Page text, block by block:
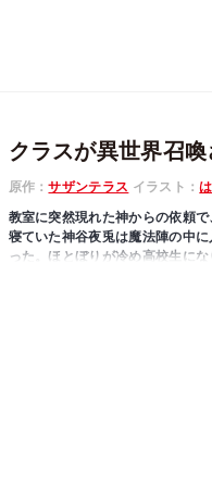
クラスが異世界召
原作：サザンテラス イラスト：
教室に突然現れた神からの依頼
寝ていた神谷夜兎は魔法陣の中
った。ほとぼりが冷め高校生に
少年が世界を救う？ 「小説家に